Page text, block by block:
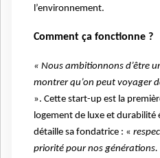
l’environnement.
Comment ça fonctionne ?
« Nous ambitionnons d’être
montrer qu’on peut voyager
». Cette start-up est la
logement de luxe et durabilité
détaille sa fondatrice : «
priorité pour nos générations.